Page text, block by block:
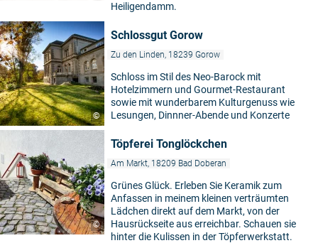
Heiligendamm.
©
Schlossgut Gorow
Zu den Linden, 18239 Gorow
Schloss im Stil des Neo-Barock mit
Hotelzimmern und Gourmet-Restaurant
sowie mit wunderbarem Kulturgenuss wie
Lesungen, Dinnner-Abende und Konzerte
©
Töpferei Tonglöckchen
Am Markt, 18209 Bad Doberan
Grünes Glück. Erleben Sie Keramik zum
Anfassen in meinem kleinen verträumten
Lädchen direkt auf dem Markt, von der
Hausrückseite aus erreichbar. Schauen sie
hinter die Kulissen in der Töpferwerkstatt.